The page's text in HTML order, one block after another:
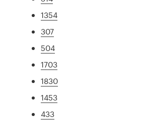
1354
307
504
1703
1830
1453
433